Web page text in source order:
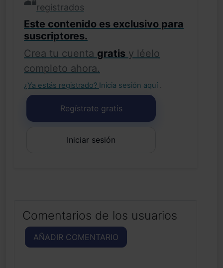
registrados
Este contenido es exclusivo para
suscriptores.
Crea tu cuenta gratis y léelo
completo ahora.
¿Ya estás registrado? Inicia sesión aquí .
Regístrate gratis
Iniciar sesión
Comentarios de los usuarios
AÑADIR COMENTARIO